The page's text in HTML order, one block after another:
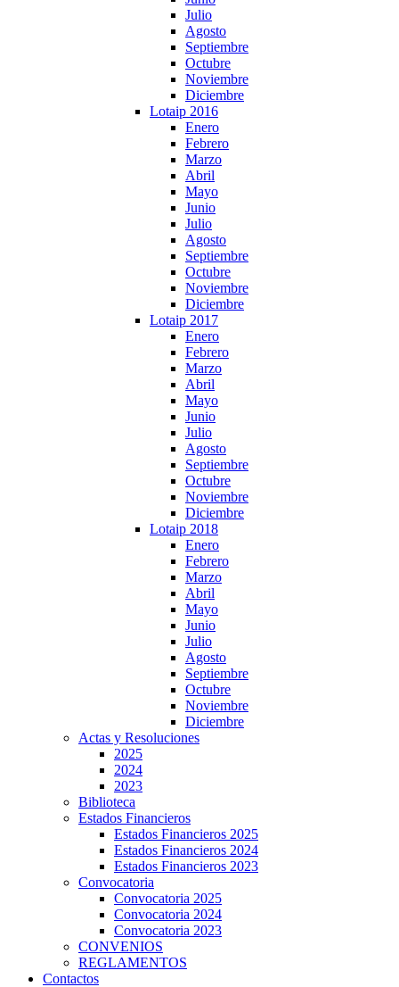
Julio
Agosto
Septiembre
Octubre
Noviembre
Diciembre
Lotaip 2016
Enero
Febrero
Marzo
Abril
Mayo
Junio
Julio
Agosto
Septiembre
Octubre
Noviembre
Diciembre
Lotaip 2017
Enero
Febrero
Marzo
Abril
Mayo
Junio
Julio
Agosto
Septiembre
Octubre
Noviembre
Diciembre
Lotaip 2018
Enero
Febrero
Marzo
Abril
Mayo
Junio
Julio
Agosto
Septiembre
Octubre
Noviembre
Diciembre
Actas y Resoluciones
2025
2024
2023
Biblioteca
Estados Financieros
Estados Financieros 2025
Estados Financieros 2024
Estados Financieros 2023
Convocatoria
Convocatoria 2025
Convocatoria 2024
Convocatoria 2023
CONVENIOS
REGLAMENTOS
Contactos